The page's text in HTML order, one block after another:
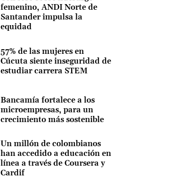
femenino, ANDI Norte de
Santander impulsa la
equidad
57% de las mujeres en
Cúcuta siente inseguridad de
estudiar carrera STEM
Bancamía fortalece a los
microempresas, para un
crecimiento más sostenible
Un millón de colombianos
han accedido a educación en
línea a través de Coursera y
Cardif